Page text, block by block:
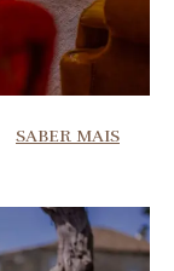
SABER MAIS